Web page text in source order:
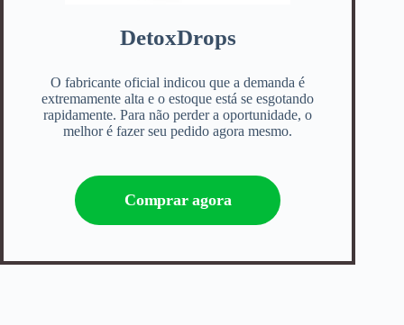
DetoxDrops
O fabricante oficial indicou que a demanda é
extremamente alta e o estoque está se esgotando
rapidamente. Para não perder a oportunidade, o
melhor é fazer seu pedido agora mesmo.
Comprar agora